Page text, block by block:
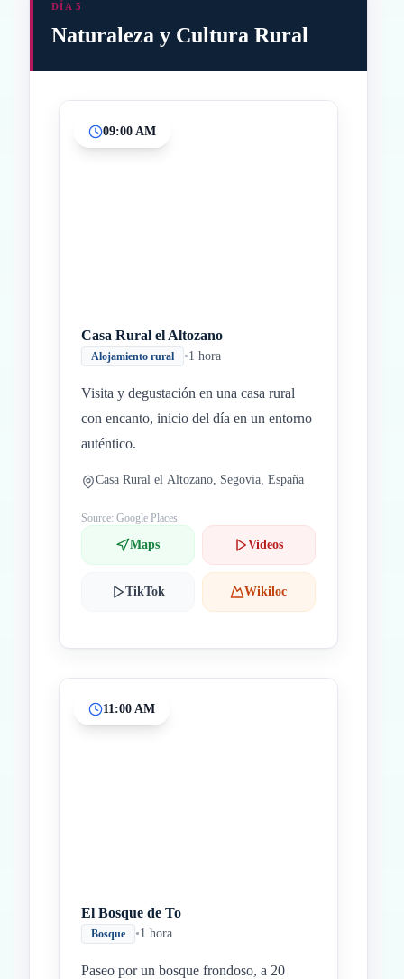
DÍA 5
Naturaleza y Cultura Rural
09:00 AM
Casa Rural el Altozano
Alojamiento rural •1 hora
Visita y degustación en una casa rural
con encanto, inicio del día en un entorno
auténtico.
Casa Rural el Altozano, Segovia, España
Source: Google Places
Maps Videos
TikTok Wikiloc
11:00 AM
El Bosque de To
Bosque •1 hora
Paseo por un bosque frondoso, a 20